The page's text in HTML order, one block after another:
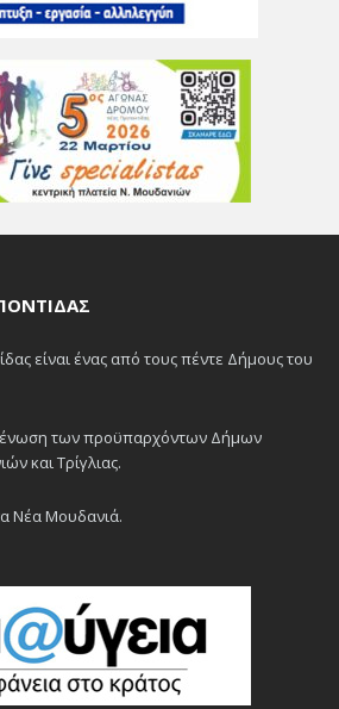
είναι ένας από τους πέντε Δήμους του
των προϋπαρχόντων Δήμων
και Τρίγλιας.
Νέα Μουδανιά.